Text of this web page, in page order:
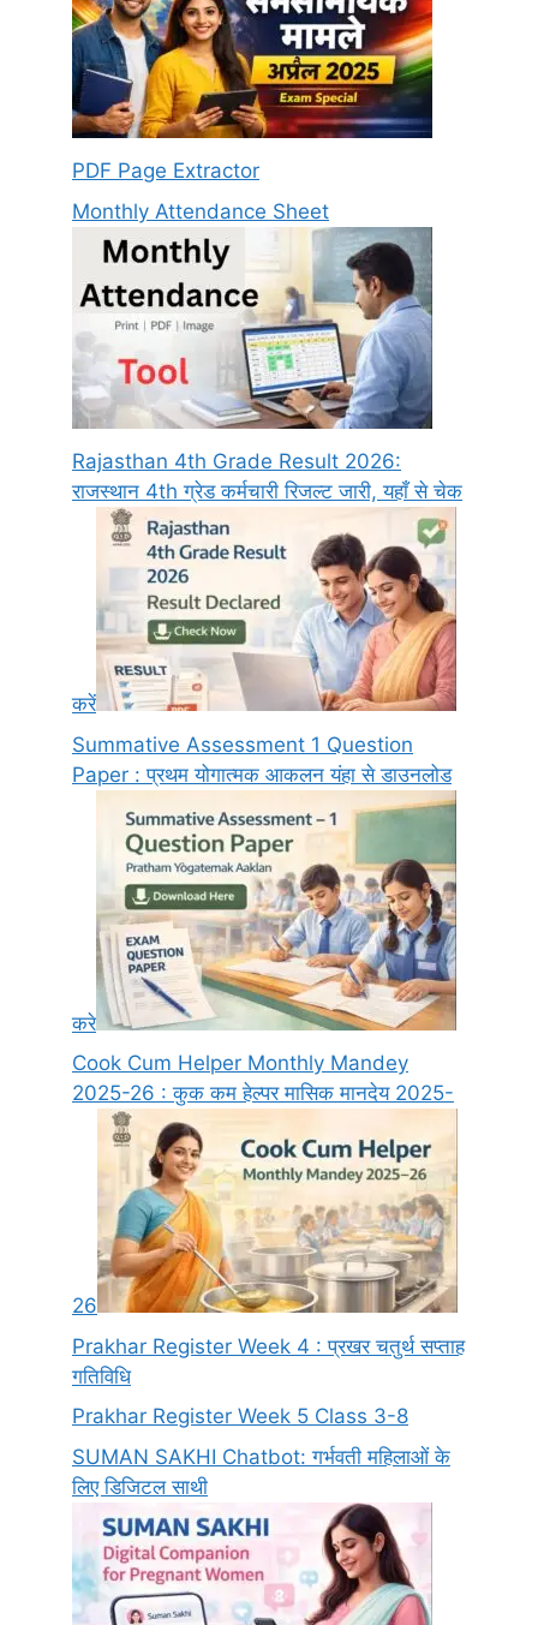
PDF Page Extractor
Monthly Attendance Sheet
Rajasthan 4th Grade Result 2026:
राजस्थान 4th ग्रेड कर्मचारी रिजल्ट जारी, यहाँ से चेक
करें
Summative Assessment 1 Question
Paper : प्रथम योगात्मक आकलन यंहा से डाउनलोड
करे
Cook Cum Helper Monthly Mandey
2025-26 : कुक कम हेल्पर मासिक मानदेय 2025-
26
Prakhar Register Week 4 : प्रखर चतुर्थ सप्ताह
गतिविधि
Prakhar Register Week 5 Class 3-8
SUMAN SAKHI Chatbot: गर्भवती महिलाओं के
लिए डिजिटल साथी